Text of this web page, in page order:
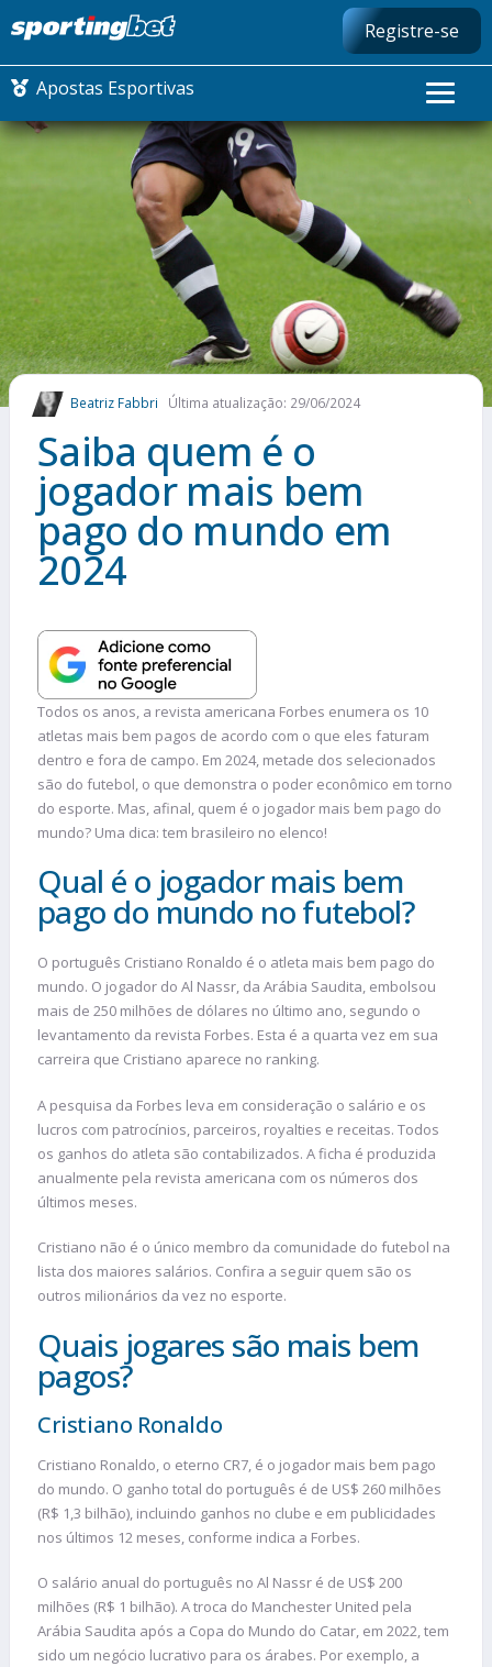
Registre-se
Apostas Esportivas
CONMEBOL LIBERTADORES
FUTEBOL NACIONAL
FUTEBOL INTERNACIONAL
COMO APOSTAR
MAIS ESPORTES
Beatriz Fabbri Última atualização: 29/06/2024
Saiba quem é o
jogador mais bem
pago do mundo em
2024
Todos os anos, a revista americana Forbes enumera os 10
atletas mais bem pagos de acordo com o que eles faturam
dentro e fora de campo. Em 2024, metade dos selecionados
são do futebol, o que demonstra o poder econômico em torno
do esporte. Mas, afinal, quem é o jogador mais bem pago do
mundo? Uma dica: tem brasileiro no elenco!
Qual é o jogador mais bem
pago do mundo no futebol?
O português Cristiano Ronaldo é o atleta mais bem pago do
mundo. O jogador do Al Nassr, da Arábia Saudita, embolsou
mais de 250 milhões de dólares no último ano, segundo o
levantamento da revista Forbes. Esta é a quarta vez em sua
carreira que Cristiano aparece no ranking.
A pesquisa da Forbes leva em consideração o salário e os
lucros com patrocínios, parceiros, royalties e receitas. Todos
os ganhos do atleta são contabilizados. A ficha é produzida
anualmente pela revista americana com os números dos
últimos meses.
Cristiano não é o único membro da comunidade do futebol na
lista dos maiores salários. Confira a seguir quem são os
outros milionários da vez no esporte.
Quais jogares são mais bem
pagos?
Cristiano Ronaldo
Cristiano Ronaldo, o eterno CR7, é o jogador mais bem pago
do mundo. O ganho total do português é de US$ 260 milhões
(R$ 1,3 bilhão), incluindo ganhos no clube e em publicidades
nos últimos 12 meses, conforme indica a Forbes.
O salário anual do português no Al Nassr é de US$ 200
milhões (R$ 1 bilhão). A troca do Manchester United pela
Arábia Saudita após a Copa do Mundo do Catar, em 2022, tem
sido um negócio lucrativo para os árabes. Por exemplo, a